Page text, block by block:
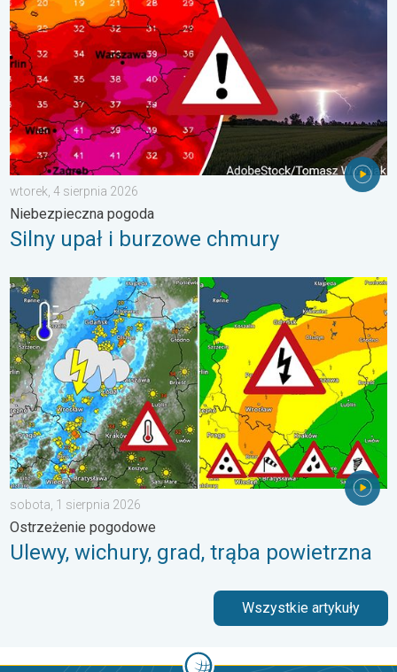
wtorek, 4 sierpnia 2026
Niebezpieczna pogoda
Silny upał i burzowe chmury
Ulewy, wichury, grad, trąba powietrzna. Ostrzeżenie
sobota, 1 sierpnia 2026
Ostrzeżenie pogodowe
Ulewy, wichury, grad, trąba powietrzna
Wszystkie artykuły